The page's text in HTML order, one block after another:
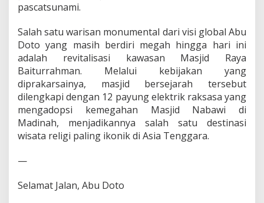
pascatsunami.
Salah satu warisan monumental dari visi global Abu
Doto yang masih berdiri megah hingga hari ini
adalah revitalisasi kawasan Masjid Raya
Baiturrahman. Melalui kebijakan yang
diprakarsainya, masjid bersejarah tersebut
dilengkapi dengan 12 payung elektrik raksasa yang
mengadopsi kemegahan Masjid Nabawi di
Madinah, menjadikannya salah satu destinasi
wisata religi paling ikonik di Asia Tenggara.
—
Selamat Jalan, Abu Doto